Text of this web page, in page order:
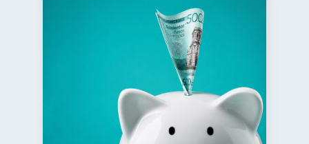
Cuenta Abandonada 2
Finanzas personales
Manejo de deudas 31
Educación financiera 31